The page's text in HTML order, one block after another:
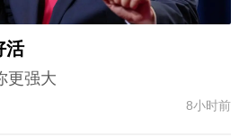
活
更强大
8小时前